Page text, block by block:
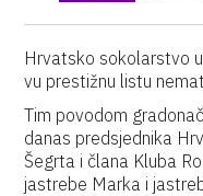
Hrvatsko sokolarstvo
vu prestižnu listu
Tim povodom
danas predsjednika
Šegrta i člana Kluba
jastrebe Marka i